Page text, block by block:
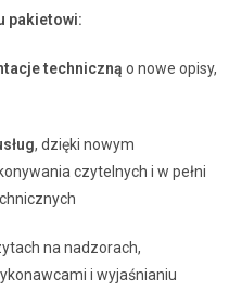
pakietowi:
techniczną o nowe opisy,
, dzięki nowym
czytelnych i w pełni
na nadzorach,
i wyjaśnianiu